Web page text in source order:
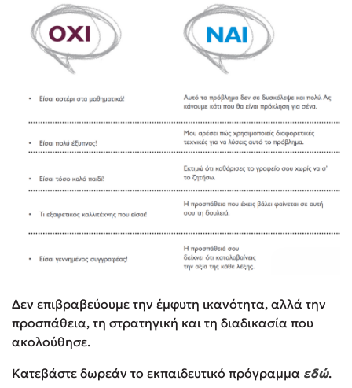
Δεν επιβραβεύουμε την έµφυτη ικανότητα, αλλά την
προσπάθεια, τη στρατηγική και τη διαδικασία που
ακολούθησε.
Κατεβάστε δωρεάν το εκπαιδευτικό πρόγραμμα εδώ.